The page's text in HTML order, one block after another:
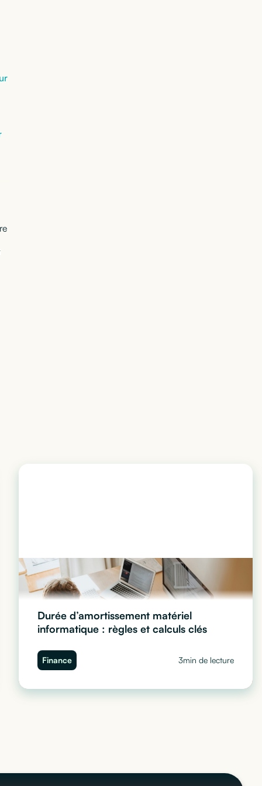
Durée d’amortissement matériel
informatique : règles et calculs clés
Tout savoir sur l'amortissement du matériel
informatique en 2026 : durées légales, modes de
calcul (linéaire, dégressif) et avantages de la location.
Finance 3min de lecture